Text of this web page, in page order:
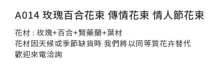
A014 玫瑰百合花束 傳情花束 情人節花束
花材 : 玫瑰+百合+賢藥蘭+葉材
花材因天候或季節缺貨時 我們將以同等質花卉替代
歡迎來電洽詢